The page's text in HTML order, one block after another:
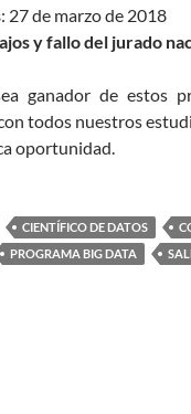
: 27 de marzo de 2018
y fallo del jurado
ganador de estos
todos nuestros
oportunidad.
CIENTÍFICO DE DATOS
PROGRAMA BIG DATA